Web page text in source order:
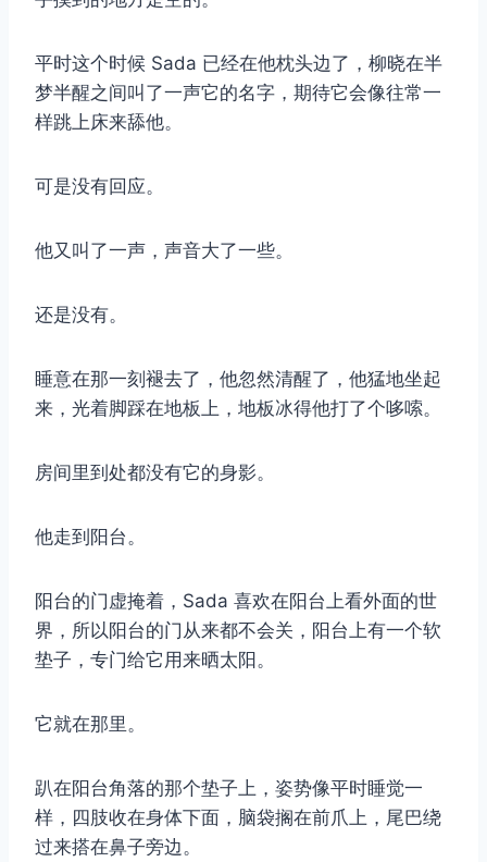
平时这个时候 Sada 已经在他枕头边了，柳晓在半
梦半醒之间叫了一声它的名字，期待它会像往常一
样跳上床来舔他。
可是没有回应。
他又叫了一声，声音大了一些。
还是没有。
睡意在那一刻褪去了，他忽然清醒了，他猛地坐起
来，光着脚踩在地板上，地板冰得他打了个哆嗦。
房间里到处都没有它的身影。
他走到阳台。
阳台的门虚掩着，Sada 喜欢在阳台上看外面的世
界，所以阳台的门从来都不会关，阳台上有一个软
垫子，专门给它用来晒太阳。
它就在那里。
趴在阳台角落的那个垫子上，姿势像平时睡觉一
样，四肢收在身体下面，脑袋搁在前爪上，尾巴绕
过来搭在鼻子旁边。